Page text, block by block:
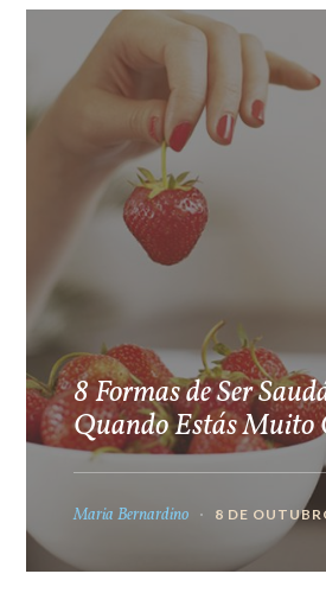
8 Formas de Ser
Quando Estás Muito
Maria Bernardino 8 DE